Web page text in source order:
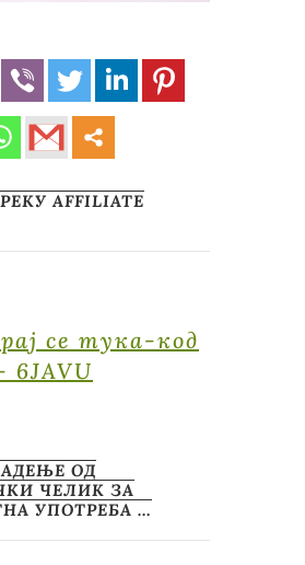
AFFILIATE
се тука-код
6JAVU
ОД
ЧЕЛИК ЗА
УПОТРЕБА …